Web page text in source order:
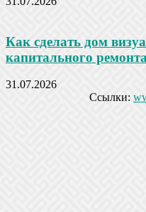
Как сделать дом
капитального ремонта
31.07.2026
Ссылки: